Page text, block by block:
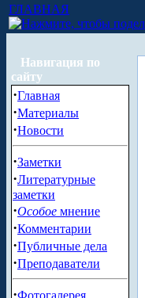
ГЛАВНАЯ
Навигация по
сайту
·Главная
·Материалы
·Новости
·Заметки
·Литературные
заметки
·Особое мнение
·Комментарии
·Публичные дела
·Преподаватели
·Фотогалерея